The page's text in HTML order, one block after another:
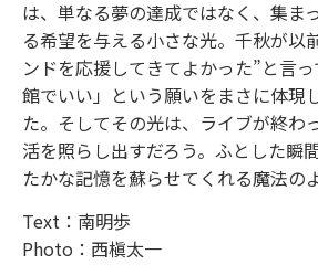
は、単なる夢の達成ではなく、集ま
る希望を与える小さな光。千秋が以
ンドを応援してきてよかった”と言
館でいい」という願いをまさに体現
た。そしてその光は、ライブが終わ
活を照らし出すだろう。ふとした瞬
たかな記憶を蘇らせてくれる魔法の
Text：南明歩
Photo：西槇太一